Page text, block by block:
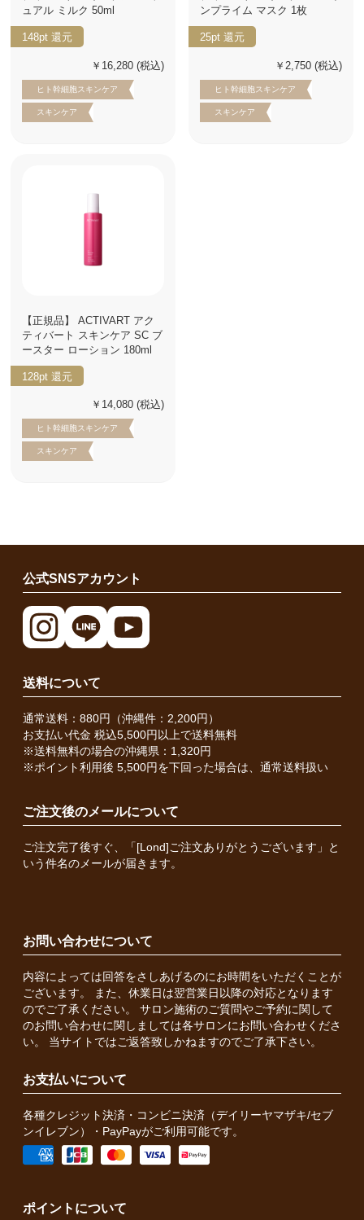
ュアル ミルク 50ml
148pt 還元
￥16,280 (税込)
ヒト幹細胞スキンケア
スキンケア
ンプライム マスク 1枚
25pt 還元
￥2,750 (税込)
ヒト幹細胞スキンケア
スキンケア
【正規品】 ACTIVART アク
ティバート スキンケア SC ブ
ースター ローション 180ml
128pt 還元
￥14,080 (税込)
ヒト幹細胞スキンケア
スキンケア
公式SNSアカウント
送料について
通常送料：880円（沖縄件：2,200円）
お支払い代金 税込5,500円以上で送料無料
※送料無料の場合の沖縄県：1,320円
※ポイント利用後 5,500円を下回った場合は、通常送料扱い
ご注文後のメールについて
ご注文完了後すぐ、「[Lond]ご注文ありがとうございます」と
いう件名のメールが届きます。
お問い合わせについて
内容によっては回答をさしあげるのにお時間をいただくことが
ございます。 また、休業日は翌営業日以降の対応となります
のでご了承ください。 サロン施術のご質問やご予約に関して
のお問い合わせに関しましては各サロンにお問い合わせくださ
い。 当サイトではご返答致しかねますのでご了承下さい。
お支払いについて
各種クレジット決済・コンビニ決済（デイリーヤマザキ/セブ
ンイレブン）・PayPayがご利用可能です。
ポイントについて